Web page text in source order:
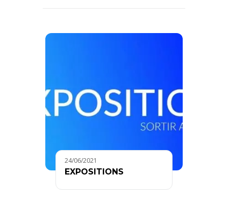
24/06/2021
EXPOSITIONS